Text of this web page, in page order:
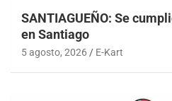
SANTIAGUEÑO: Se
en Santiago
5 agosto, 2026 E-Kart